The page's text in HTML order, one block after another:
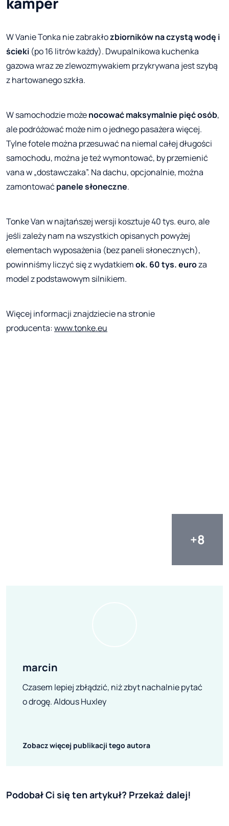
W Vanie Tonka nie zabrakłozbiorników na czystą wodę i
ścieki (po 16 litrów każdy). Dwupalnikowa kuchenka
gazowa wraz ze zlewozmywakiem przykrywana jest szybą
z hartowanego szkła.
W samochodzie możenocować maksymalnie pięć osób,
ale podróżować może nim o jednego pasażera więcej.
Tylne fotele można przesuwać na niemal całej długości
samochodu, można je też wymontować, by przemienić
vana w „dostawczaka”. Na dachu, opcjonalnie, można
zamontowaćpanele słoneczne.
Tonke Van w najtańszej wersji kosztuje 40 tys. euro, ale
jeśli zależy nam na wszystkich opisanych powyżej
elementach wyposażenia (bez paneli słonecznych),
powinniśmy liczyć się z wydatkiemok. 60 tys. euroza
model z podstawowym silnikiem.
Więcej informacji znajdziecie na stronie
producenta:www.tonke.eu
marcin
Czasem lepiej zbłądzić, niż zbyt nachalnie pytać
o drogę. Aldous Huxley
Zobacz więcej publikacji tego autora
Podobał Ci się ten artykuł? Przekaż dalej!